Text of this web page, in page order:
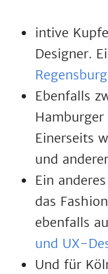
intive
Designer.
Ebenfalls
Einerseits
und
Ein
das
ebenfalls
und UX-
Und für